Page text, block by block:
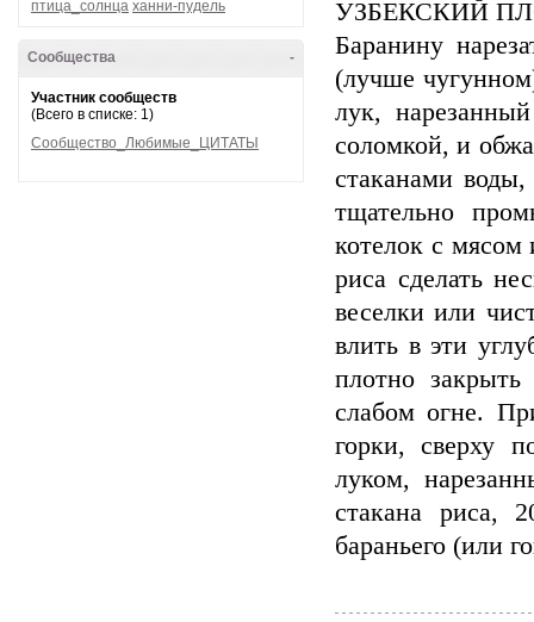
птица_солнца ханни-пудель
-
Сообщества
Участник сообществ
(Всего в списке: 1)
Сообщество_Любимые_ЦИТАТЫ
УЗБЕКСКИЙ
Баранину
(лучше
лук,
соломкой, и
стаканами
тщательно
котелок с мясом
риса сделать
веселки или
влить в эти
плотно
слабом огне.
горки, сверху
луком,
стакана риса,
бараньего (или